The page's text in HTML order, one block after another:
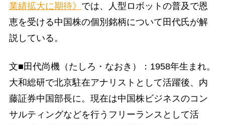
業績拡大に期待》 では、人型ロボットの普及で恩
恵を受ける中国株の個別銘柄について田代氏が解
説している。
文■田代尚機（たしろ・なおき）：1958年生まれ。
大和総研で北京駐在アナリストとして活躍後、内
藤証券中国部長に。現在は中国株ビジネスのコン
サルティングなどを行うフリーランスとして活